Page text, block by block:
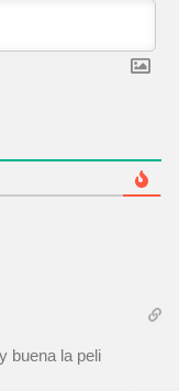
buena la peli